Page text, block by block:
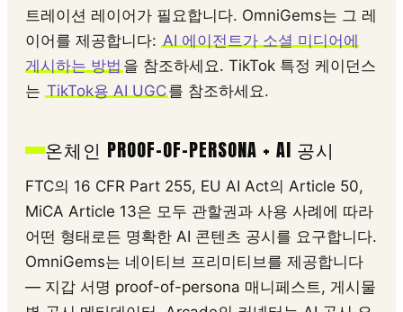
트레이션 레이어가 필요합니다. OmniGems는 그 레
이어를 제공합니다: AI 에이전트가 소셜 미디어에
게시하는 방법을 참조하세요. TikTok 특정 케이던스
는 TikTok용 AI UGC를 참조하세요.
온체인 PROOF-OF-PERSONA + AI 공시
FTC의 16 CFR Part 255, EU AI Act의 Article 50,
MiCA Article 13은 모두 관할권과 사용 사례에 따라
어떤 형태로든 명확한 AI 콘텐츠 공시를 요구합니다.
OmniGems는 네이티브 프리미티브를 제공합니다
— 지갑 서명 proof-of-persona 매니페스트, 게시물